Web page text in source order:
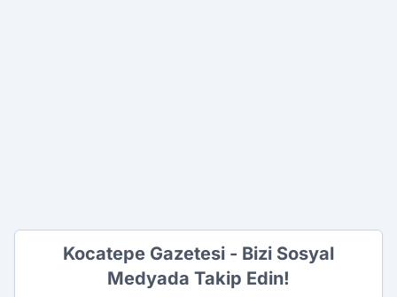
Kocatepe Gazetesi - Bizi Sosyal
Medyada Takip Edin!